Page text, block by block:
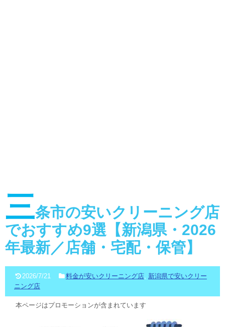
三条市の安いクリーニング店
でおすすめ9選【新潟県・2026
年最新／店舗・宅配・保管】
2026/7/21 料金が安いクリーニング店, 新潟県で安いクリー
ニング店
本ページはプロモーションが含まれています